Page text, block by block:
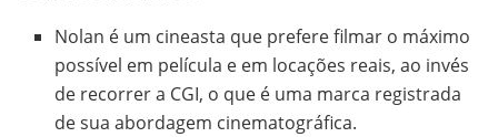
Nolan é um cineasta que prefere filmar o máximo
possível em película e em locações reais, ao invés
de recorrer a CGI, o que é uma marca registrada
de sua abordagem cinematográfica.